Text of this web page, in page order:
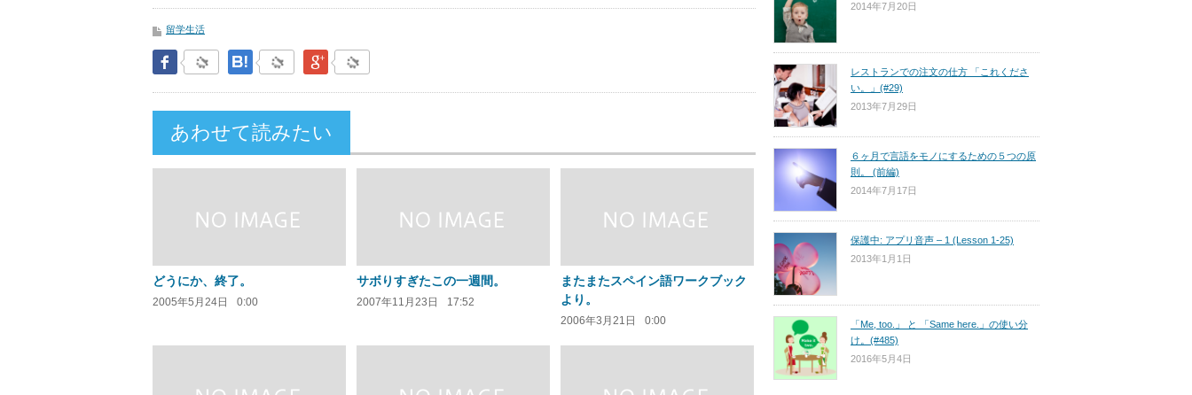
留学生活
Facebook はてなブックマークGoogle Plus
あわせて読みたい
どうにか、終了。
2005年5月24日 0:00
サボりすぎたこの一週間。
2007年11月23日 17:52
またまたスペイン語ワークブック
より。
2006年3月21日 0:00
2014年7月20日
レストランでの注文の仕方 「これくださ
い。」(#29)
2013年7月29日
６ヶ月で言語をモノにするための５つの原
則。 (前編)
2014年7月17日
保護中: アプリ音声 – 1 (Lesson 1-25)
2013年1月1日
「Me, too.」 と 「Same here.」の使い分
け。(#485)
2016年5月4日